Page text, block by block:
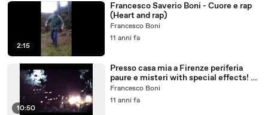
2:15
Francesco Saverio Boni - Cuore e rap
(Heart and rap)
Francesco Boni
11 anni fa
10:50
Presso casa mia a Firenze periferia
paure e misteri with special effects! by
Vostro Francesco S. Boni
Francesco Boni
11 anni fa